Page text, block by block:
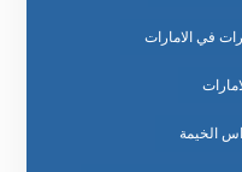
في الامارات
الخيمة